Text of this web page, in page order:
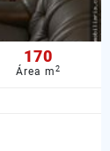
170
Área m2